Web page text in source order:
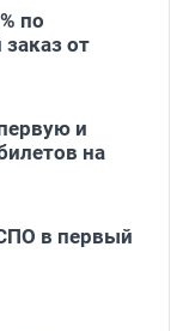
по
от
и
на
в первый